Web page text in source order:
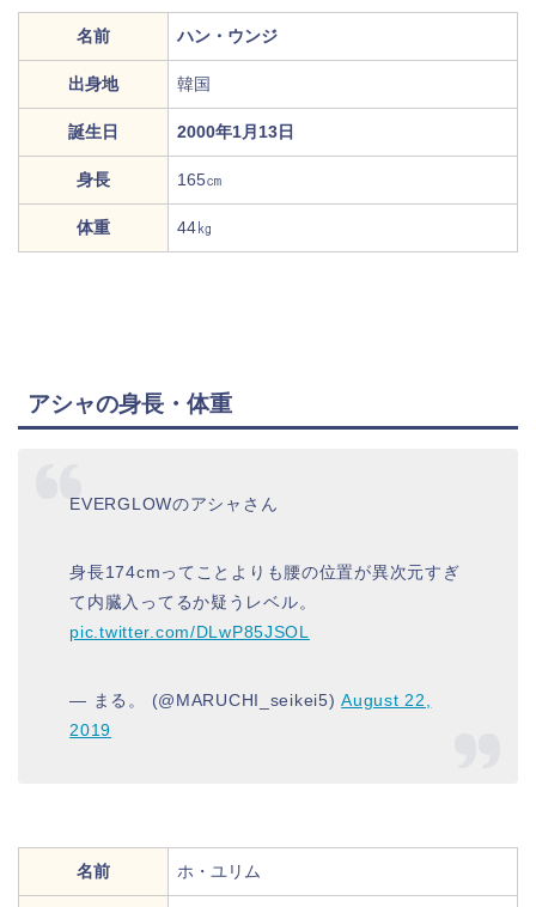
名前 ハン・ウンジ
出身地 韓国
誕生日 2000年1月13日
身長 165㎝
体重 44㎏
アシャの身長・体重
EVERGLOWのアシャさん
身長174cmってことよりも腰の位置が異次元すぎ
て内臓入ってるか疑うレベル。
pic.twitter.com/DLwP85JSOL
— まる。 (@MARUCHI_seikei5)August 22,
2019
名前 ホ・ユリム